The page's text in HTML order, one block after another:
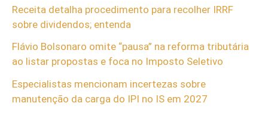
Receita detalha procedimento para recolher IRRF
sobre dividendos; entenda
Flávio Bolsonaro omite “pausa” na reforma tributária
ao listar propostas e foca no Imposto Seletivo
Especialistas mencionam incertezas sobre
manutenção da carga do IPI no IS em 2027